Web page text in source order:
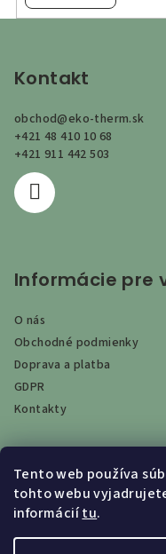
Tento web používa
tohto webu
informáciítu.
Kontakt
obchod@eko-therm.sk
+421 48 410 10 68
+421 911 442 503
Informácie pre
O nás
Obchodné podmienky
Doprava a platba
GDPR
Kontakty
Vyhľadávanie